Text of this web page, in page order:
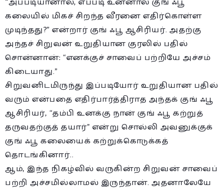
கலையில் மிகச் சிறந்த வீரனை எதிர்கொள்ள
முடிந்தது?” என்றார் குங் ஃபூ ஆசிரியர். அதற்கு
அந்தச் சிறுவன் உறுதியான குரலில் பதில்
சொன்னான்: “எனக்குச் சாவைப் பற்றியே அச்சம்
கிடையாது.”
சிறுவனிடமிருந்து இப்படியோர் உறுதியான பதில்
வரும் என்பதை எதிர்பார்த்திராத அந்தக் குங் ஃபூ
ஆசிரியர், “தம்பி உனக்கு நான் குங் ஃபூ கற்றுத்
தருவதற்குத் தயார்” என்று சொல்லி அவனுக்குக்
குங் ஃபூ கலையைக் கற்றுக்கொடுக்கத்
தொடங்கினார்..
ஆம், இந்த நிகழ்வில் வருகின்ற சிறுவன் சாவைப்
பற்றி அச்சமில்லாமல் இருந்தான். அதனாலேயே